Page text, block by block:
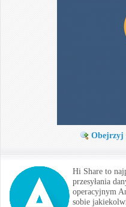
Obejrzyj
Hi Share to
przesyłania
operacyjnym
sobie